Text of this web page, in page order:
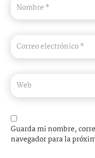
Guarda mi nombre,
navegador para la